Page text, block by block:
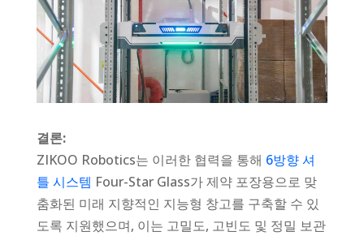
결론:
ZIKOO Robotics는 이러한 협력을 통해 6방향 셔
틀 시스템 Four-Star Glass가 제약 포장용으로 맞
춤화된 미래 지향적인 지능형 창고를 구축할 수 있
도록 지원했으며, 이는 고밀도, 고빈도 및 정밀 보관